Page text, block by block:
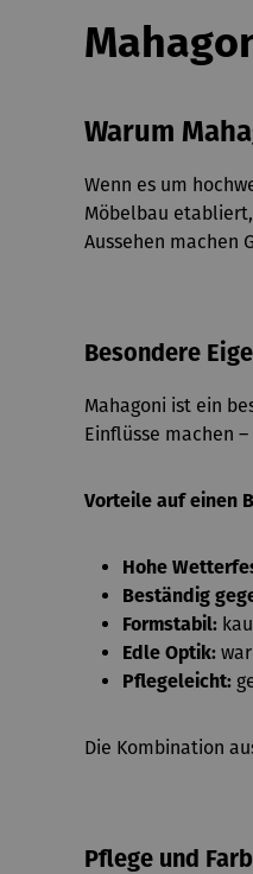
Warum
Wenn es um
Möbelbau
Aussehen machen
Besondere
Mahagoni ist ein
Einflüsse machen
Vorteile auf einen
Hohe
Beständig
Formstabil:
Edle Optik:
Pflegeleicht:
Die Kombination
Pflege und